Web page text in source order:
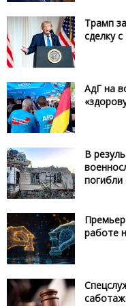
Трамп
сделку
АдГ на
В
погибли
работе